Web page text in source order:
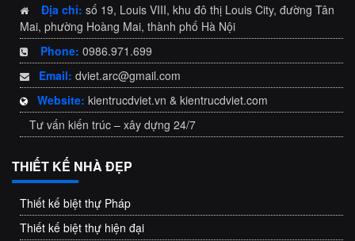
Địa chỉ: số 19, Louis VIII, khu đô thị Louis City, đường Tân
Mai, phường Hoàng Mai, thành phố Hà Nội
Phone: 0986.971.699
Email: dviet.arc@gmail.com
Website: kientrucdviet.vn & kientrucdviet.com
Tư vấn kiến trúc – xây dựng 24/7
THIẾT KẾ NHÀ ĐẸP
Thiết kế biệt thự Pháp
Thiết kế biệt thự hiện đại